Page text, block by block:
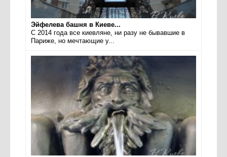
Эйфелева башня в Киеве...
С 2014 года все киевляне, ни разу не бывавшие в
Париже, но мечтающие у...